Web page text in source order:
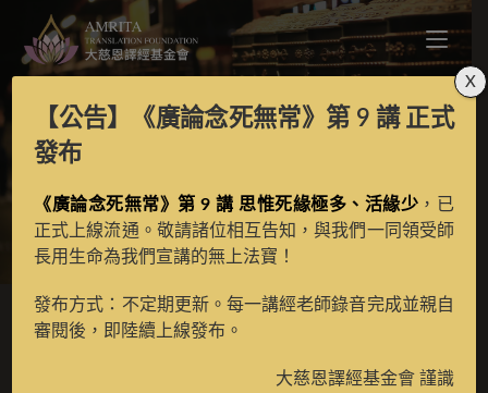
持花鬘修持法及讚
> 月光藏 > 譯場檀越名錄
持花鬘修持法及讚
【公告】 《廣論念死無常》第 9 講正式
發布
《廣論念死無常》第 9 講 思惟死緣極多、活緣少 ，已
正式上線流通。敬請諸位相互告知，與我們一同領受師
長用生命為我們宣講的無上法寶！
發布方式：不定期更新。每一講經老師錄音完成並親自
審閱後，即陸續上線發布。
大慈恩譯經基金會 謹識
X